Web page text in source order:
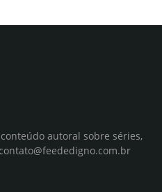
autoral sobre séries,
contato@feededigno.com.br